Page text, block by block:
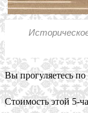
Вы прогуляетесь
Стоимость этой 5-